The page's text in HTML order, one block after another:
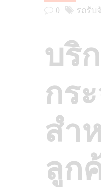
0 รถรับ
บริ
กร
สำ
ลูก